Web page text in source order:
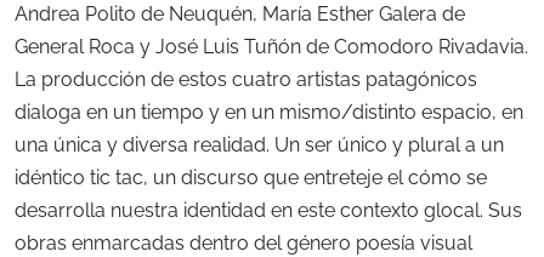
Andrea Polito de Neuquén, María Esther Galera de
General Roca y José Luis Tuñón de Comodoro Rivadavia.
La producción de estos cuatro artistas patagónicos
dialoga en un tiempo y en un mismo/distinto espacio, en
una única y diversa realidad. Un ser único y plural a un
idéntico tic tac, un discurso que entreteje el cómo se
desarrolla nuestra identidad en este contexto glocal. Sus
obras enmarcadas dentro del género poesía visual